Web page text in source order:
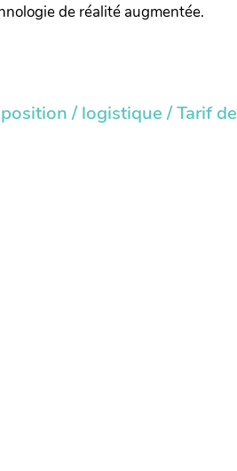
de réalité augmentée.
/ logistique / Tarif de